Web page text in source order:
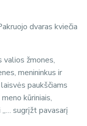
dvaras kviečia
valios žmones,
menininkus ir
paukščiams
kūriniais,
sugrįžt pavasarį